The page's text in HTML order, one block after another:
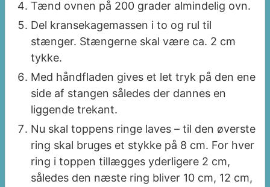
Tænd ovnen på 200 grader almindelig ovn.
Del kransekagemassen i to og rul til
stænger. Stængerne skal være ca. 2 cm
tykke.
Med håndfladen gives et let tryk på den ene
side af stangen således der dannes en
liggende trekant.
Nu skal toppens ringe laves – til den øverste
ring skal bruges et stykke på 8 cm. For hver
ring i toppen tillægges yderligere 2 cm,
således den næste ring bliver 10 cm, 12 cm,